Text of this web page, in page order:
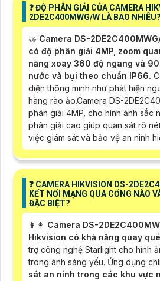
❓ ĐỘ PHÂN GIẢI CỦA CAMERA
2DE2C400MWG/W LÀ BAO NHIÊU?
🤝 Camera DS-
có độ phân giải 4MP, zoom
năng xoay 360 độ ngang và
nước và bụi theo chuẩn IP66.
diện thông minh như phát hiện
hàng rào ảo.Camera DS-
phân giải 4MP, cho hình ảnh sắc
phân giải cao giúp quan sát rõ
việc giám sát và bảo vệ an ninh
️❓ CAMERA HIKVISION DS-
KẾT NỐI MẠNG QUA CỔNG NÀO
ĐẶC BIỆT?
️👩‍👩 Camera DS-
Hikvision có khả năng quay
trợ công nghệ Starlight cho hình
trong ánh sáng yếu. Ứng dụng
sát an ninh trong các khu vực